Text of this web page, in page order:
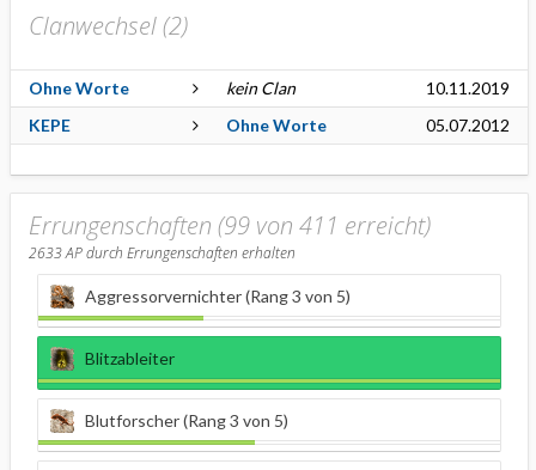
Clanwechsel (2)
Ohne Worte kein Clan
10.11.2019
KEPE
Ohne Worte 05.07.2012
Errungenschaften (99 von 411 erreicht)
2633AP durch Errungenschaften erhalten
Aggressorvernichter (Rang 3 von 5)
Blitzableiter
Blutforscher (Rang 3 von 5)